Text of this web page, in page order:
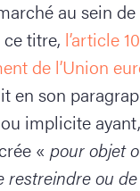
au sein de
titre, l’article
de l’Union
en son
implicite
« pour objet
restreindre ou